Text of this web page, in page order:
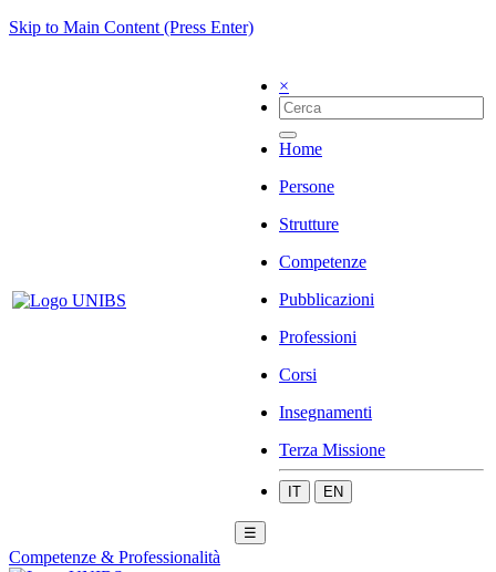
Skip to Main Content (Press Enter)
×
Home
Persone
Strutture
Competenze
Pubblicazioni
Professioni
Corsi
Insegnamenti
Terza Missione
IT EN
☰
Competenze & Professionalità